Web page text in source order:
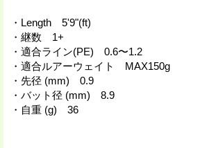
・Length 5'9"(ft)
・継数 1+
・適合ライン(PE) 0.6〜1.2
・適合ルアーウェイト MAX150g
・先径 (mm) 0.9
・バット径 (mm) 8.9
・自重 (g) 36